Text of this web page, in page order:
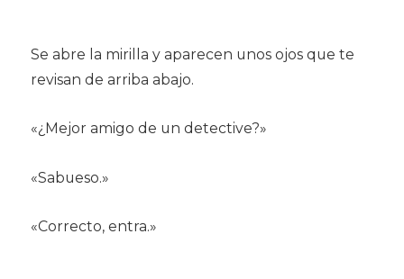
Se abre la mirilla y aparecen unos ojos que te
revisan de arriba abajo.
«¿Mejor amigo de un detective?»
«Sabueso.»
«Correcto, entra.»